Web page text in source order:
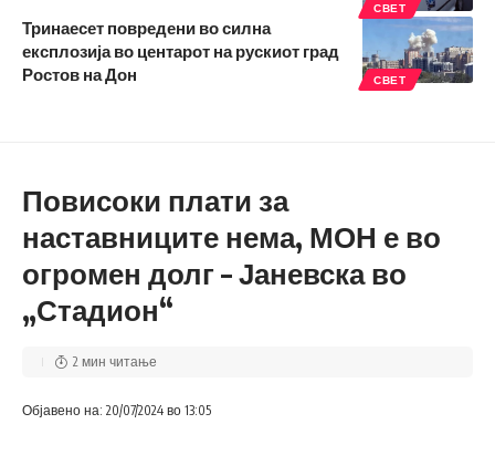
СВЕТ
СВЕТ
Тринаесет повредени во силна
експлозија во центарот на рускиот град
Ростов на Дон
Повисоки плати за
наставниците нема, МОН е во
огромен долг – Јаневска во
„Стадион“
Објавено на: 20/07/2024 во 13:05
2 мин читање